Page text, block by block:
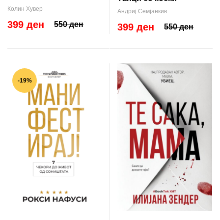
Колин Хувер
550 ден
399 ден
Андриј Семјанкив
550 ден
399 ден
-19%